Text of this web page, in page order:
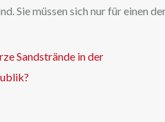
Sie müssen sich nur für einen
Sandstrände in der